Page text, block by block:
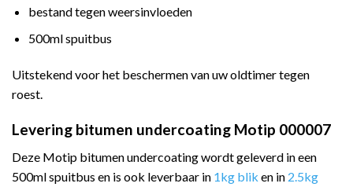
bestand tegen weersinvloeden
500ml spuitbus
Uitstekend voor het beschermen van uw oldtimer tegen
roest.
Levering bitumen undercoating Motip 000007
Deze Motip bitumen undercoating wordt geleverd in een
500ml spuitbus en is ook leverbaar in 1kg blik en in 2.5kg